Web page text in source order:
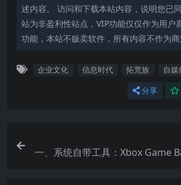
述内容。 访问和下载本站内容，说明您已
站为非盈利性站点，VIP功能仅仅作为用户
功能，本站不贩卖软件，所有内容不作为商
企业文化 信息时代 拓荒族 自媒
分享
一、系统自带工具：Xbox Game